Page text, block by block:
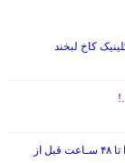
کاخ لبخند
مهـلت عضـویت در انجـمن علمی دندانپـزشکی ایران را تا ۴۸ سـاعت قبل از